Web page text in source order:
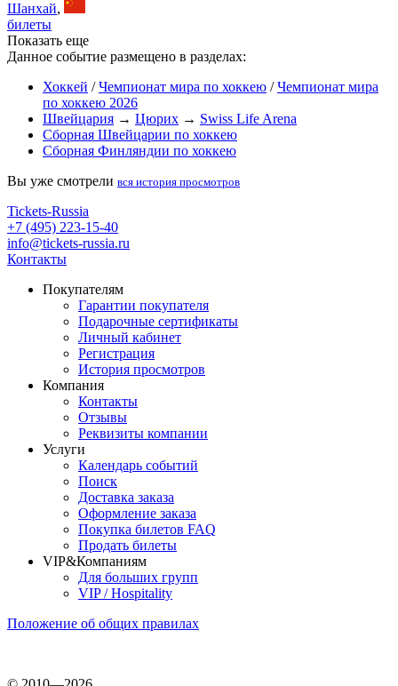
Шанхай,
билеты
Показать еще
Данное событие размещено в разделах:
Хоккей /Чемпионат мира по хоккею /Чемпионат мира
по хоккею 2026
Швейцария → Цюрих → Swiss Life Arena
Сборная Швейцарии по хоккею
Сборная Финляндии по хоккею
Вы уже смотрели вся история просмотров
Tickets-Russia
+7 (495) 223-15-40
info@tickets-russia.ru
Контакты
Покупателям
Гарантии покупателя
Подарочные сертификаты
Личный кабинет
Регистрация
История просмотров
Компания
Контакты
Отзывы
Реквизиты компании
Услуги
Календарь событий
Поиск
Доставка заказа
Оформление заказа
Покупка билетов FAQ
Продать билеты
VIP&Компаниям
Для больших групп
VIP / Hospitality
Положение об общих правилах